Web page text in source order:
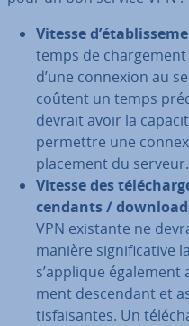
Vitesse
temps de
d’une connexion au
coûtent un temps
devrait avoir la
permettre une
pla­ce­ment du serveur.
Vitesse des
cen­dants /
VPN existante ne
manière sig­ni­fi­ca­tive
s’applique
ment des­cen­dant et
tis­fai­santes. Un